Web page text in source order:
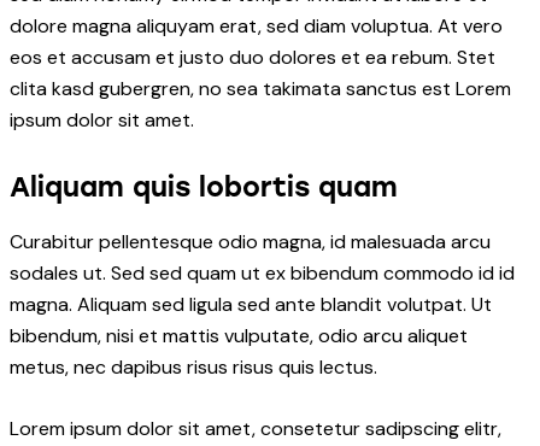
dolore magna aliquyam erat, sed diam voluptua. At vero
eos et accusam et justo duo dolores et ea rebum. Stet
clita kasd gubergren, no sea takimata sanctus est Lorem
ipsum dolor sit amet.
Aliquam quis lobortis quam
Curabitur pellentesque odio magna, id malesuada arcu
sodales ut. Sed sed quam ut ex bibendum commodo id id
magna. Aliquam sed ligula sed ante blandit volutpat. Ut
bibendum, nisi et mattis vulputate, odio arcu aliquet
metus, nec dapibus risus risus quis lectus.
Lorem ipsum dolor sit amet, consetetur sadipscing elitr,